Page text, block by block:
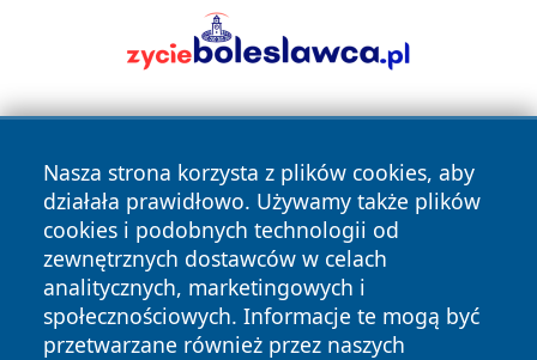
Nasza strona korzysta z plików cookies, aby
działała prawidłowo. Używamy także plików
cookies i podobnych technologii od
zewnętrznych dostawców w celach
analitycznych, marketingowych i
społecznościowych. Informacje te mogą być
przetwarzane również przez naszych
Copyright © 2026 faktykrakowa.pl Wszystkie prawa
zastrzeżone.